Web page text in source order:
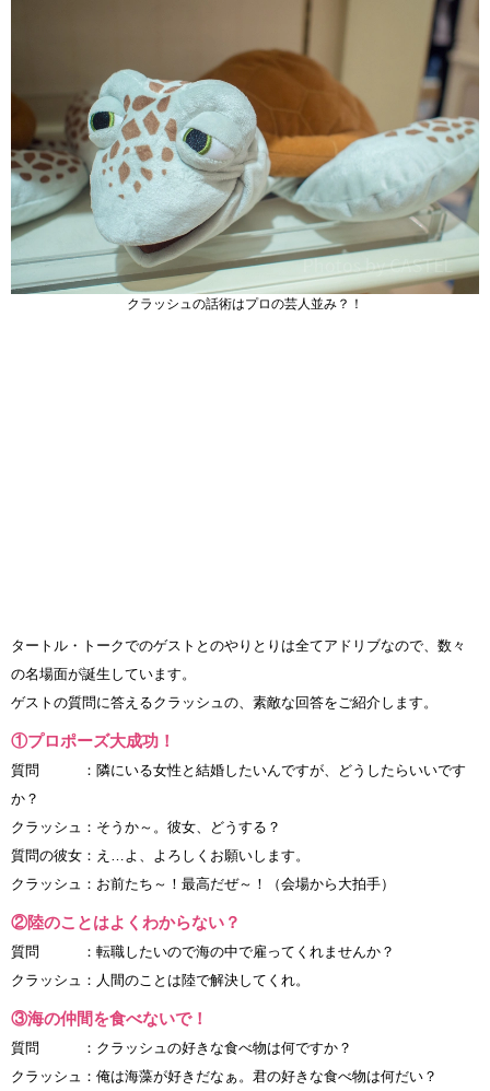
クラッシュの話術はプロの芸人並み？！
タートル・トークでのゲストとのやりとりは全てアドリブなので、数々
の名場面が誕生しています。
ゲストの質問に答えるクラッシュの、素敵な回答をご紹介します。
①プロポーズ大成功！
質問 ：隣にいる女性と結婚したいんですが、どうしたらいいです
か？
クラッシュ：そうか～。彼女、どうする？
質問の彼女：え…よ、よろしくお願いします。
クラッシュ：お前たち～！最高だぜ～！（会場から大拍手）
②陸のことはよくわからない？
質問 ：転職したいので海の中で雇ってくれませんか？
クラッシュ：人間のことは陸で解決してくれ。
③海の仲間を食べないで！
質問 ：クラッシュの好きな食べ物は何ですか？
クラッシュ：俺は海藻が好きだなぁ。君の好きな食べ物は何だい？